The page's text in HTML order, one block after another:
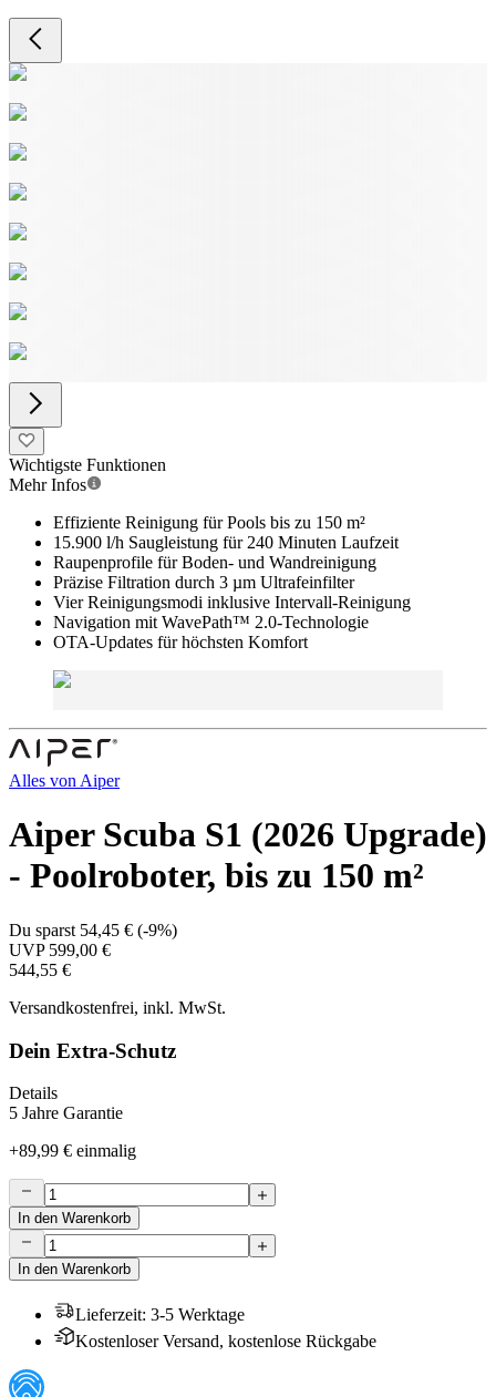
Wichtigste Funktionen
Mehr Infos
Effiziente Reinigung für Pools bis zu 150 m²
15.900 l/h Saugleistung für 240 Minuten Laufzeit
Raupenprofile für Boden- und Wandreinigung
Präzise Filtration durch 3 µm Ultrafeinfilter
Vier Reinigungsmodi inklusive Intervall-Reinigung
Navigation mit WavePath™ 2.0-Technologie
OTA-Updates für höchsten Komfort
Alles von Aiper
Aiper Scuba S1 (2026 Upgrade)
- Poolroboter, bis zu 150 m²
Du sparst 54,45 € (-9%)
UVP 599,00 €
544,55 €
Versandkostenfrei, inkl. MwSt.
Dein Extra-Schutz
Details
5 Jahre Garantie
+89,99 € einmalig
In den Warenkorb
In den Warenkorb
Lieferzeit: 3-5 Werktage
Kostenloser Versand, kostenlose Rückgabe